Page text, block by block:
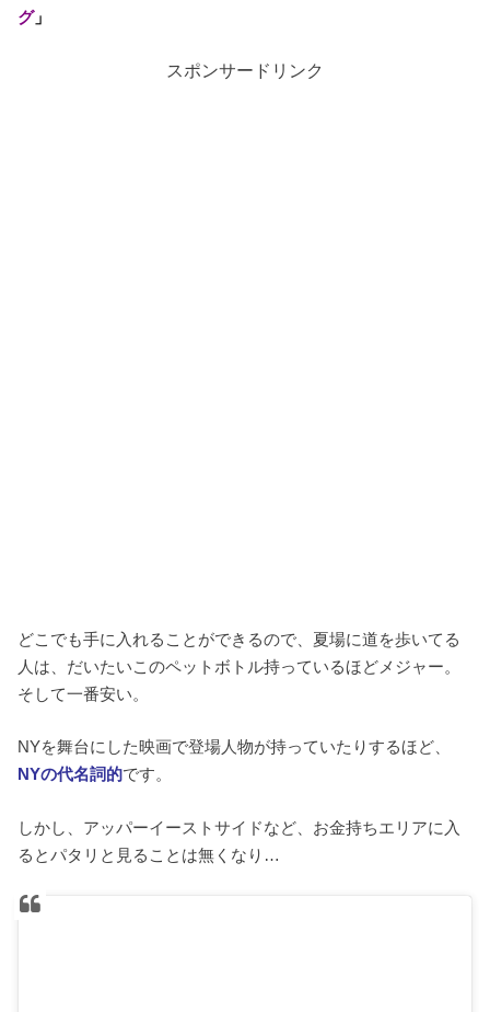
グ」
スポンサードリンク
どこでも手に入れることができるので、夏場に道を歩いてる
人は、だいたいこのペットボトル持っているほどメジャー。
そして一番安い。
NYを舞台にした映画で登場人物が持っていたりするほど、
NYの代名詞的です。
しかし、アッパーイーストサイドなど、お金持ちエリアに入
るとパタリと見ることは無くなり…